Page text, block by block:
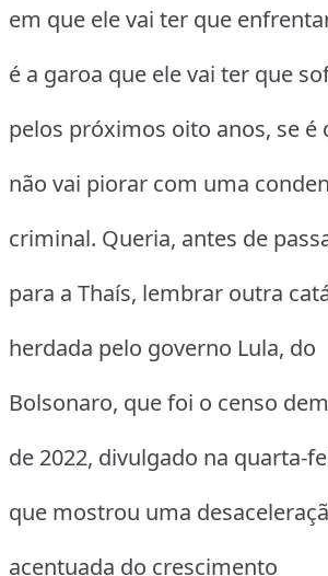
em que ele vai ter que
é a garoa que ele vai ter que
pelos próximos oito anos, se é
não vai piorar com uma
criminal. Queria, antes de
para a Thaís, lembrar outra
herdada pelo governo Lula, do
Bolsonaro, que foi o censo
de 2022, divulgado na quarta-
que mostrou uma
acentuada do crescimento